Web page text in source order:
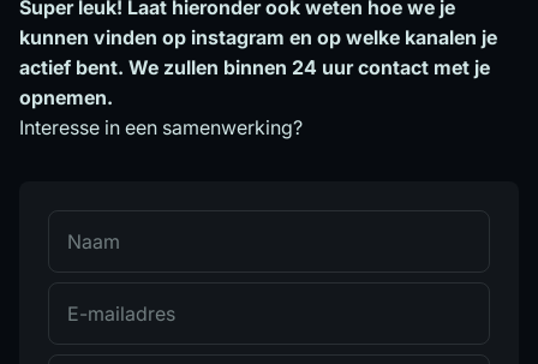
Super leuk! Laat hieronder ook weten hoe we je
kunnen vinden op instagram en op welke kanalen je
actief bent. We zullen binnen 24 uur contact met je
opnemen.
Interesse in een samenwerking?
Naam
E-mailadres